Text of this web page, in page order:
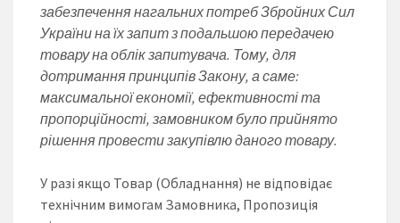
забезпечення нагальних потреб Збройних Сил
України на їх запит з подальшою передачею
товару на облік запитувача. Тому, для
дотримання принципів Закону, а саме:
максимальної економії, ефективності та
пропорційності, замовником було прийнято
рішення провести закупівлю даного товару.
У разі якщо Товар (Обладнання) не відповідає
технічним вимогам Замовника, Пропозиція